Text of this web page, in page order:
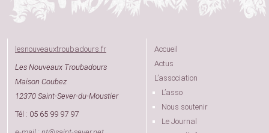
lesnouveauxtroubadours.fr
Les Nouveaux Troubadours
Maison Coubez
12370 Saint-Sever-du-Moustier
Tél : 05 65 99 97 97
Accueil
Actus
L’association
L’asso
Nous soutenir
Le Journal